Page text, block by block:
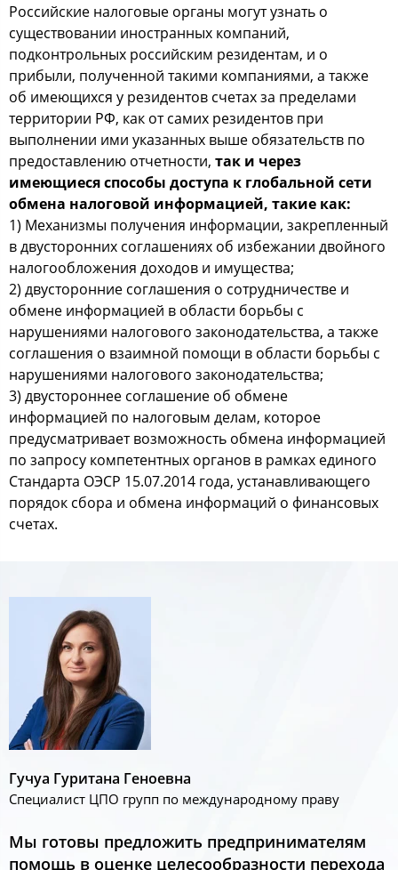
Российские налоговые органы могут узнать о
существовании иностранных компаний,
подконтрольных российским резидентам, и о
прибыли, полученной такими компаниями, а также
об имеющихся у резидентов счетах за пределами
территории РФ, как от самих резидентов при
выполнении ими указанных выше обязательств по
предоставлению отчетности, так и через
имеющиеся способы доступа к глобальной сети
обмена налоговой информацией, такие как:
1) Механизмы получения информации, закрепленный
в двусторонних соглашениях об избежании двойного
налогообложения доходов и имущества;
2) двусторонние соглашения о сотрудничестве и
обмене информацией в области борьбы с
нарушениями налогового законодательства, а также
соглашения о взаимной помощи в области борьбы с
нарушениями налогового законодательства;
3) двустороннее соглашение об обмене
информацией по налоговым делам, которое
предусматривает возможность обмена информацией
по запросу компетентных органов в рамках единого
Стандарта ОЭСР 15.07.2014 года, устанавливающего
порядок сбора и обмена информаций о финансовых
счетах.
Гучуа Гуритана Геноевна
Специалист ЦПО групп по международному праву
Мы готовы предложить предпринимателям
помощь в оценке целесообразности перехода